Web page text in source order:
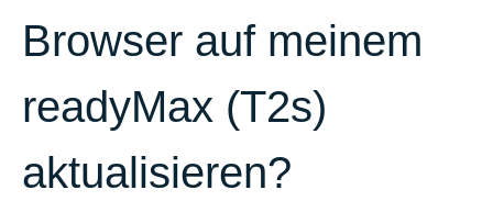
Browser auf meinem
readyMax (T2s)
aktualisieren?